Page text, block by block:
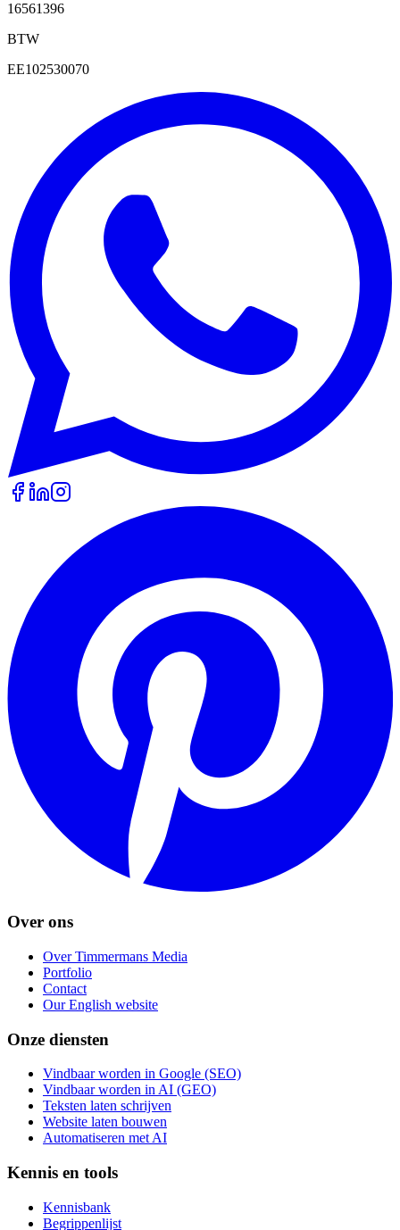
16561396
BTW
EE102530070
Over ons
Over Timmermans Media
Portfolio
Contact
Our English website
Onze diensten
Vindbaar worden in Google (SEO)
Vindbaar worden in AI (GEO)
Teksten laten schrijven
Website laten bouwen
Automatiseren met AI
Kennis en tools
Kennisbank
Begrippenlijst